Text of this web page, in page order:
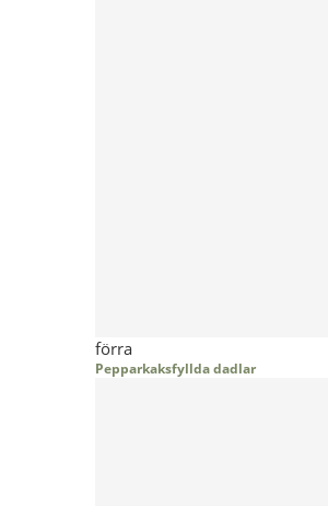
förra
Pepparkaksfyllda dadlar